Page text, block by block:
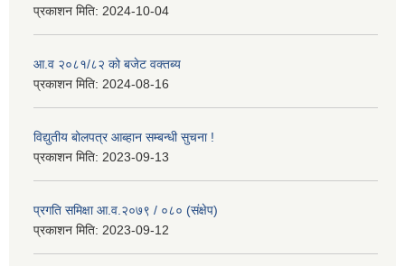
प्रकाशन मिति: 2024-10-04
आ.व २०८१/८२ को बजेट वक्तब्य
प्रकाशन मिति: 2024-08-16
विद्युतीय बोलपत्र आब्हान सम्बन्धी सुचना !
प्रकाशन मिति: 2023-09-13
प्रगति समिक्षा आ.व.२०७९ / ०८० (संक्षेप)
प्रकाशन मिति: 2023-09-12